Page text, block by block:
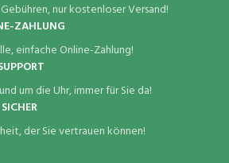
nur kostenloser Versand!
ZAHLUNG
einfache Online-Zahlung!
um die Uhr, immer für Sie da!
der Sie vertrauen können!